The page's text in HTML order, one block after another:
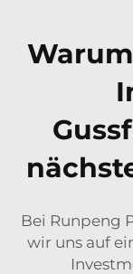
Bei Runpeng
wir uns auf